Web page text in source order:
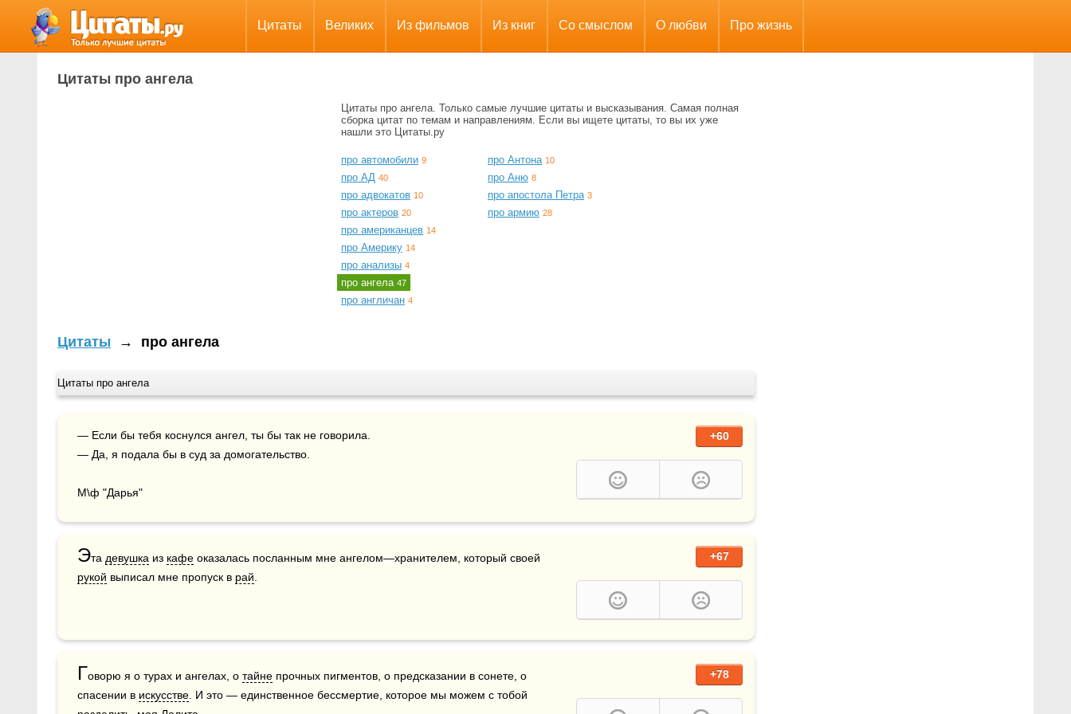
Цитаты Великих Из фильмов Из книг Со смыслом О любви Про жизнь
Цитаты про ангела
Цитаты про ангела. Только самые лучшие цитаты и высказывания. Самая полная
сборка цитат по темам и направлениям. Если вы ищете цитаты, то вы их уже
нашли это Цитаты.ру
про автомобили 9
про АД 40
про адвокатов 10
про актеров 20
про американцев 14
про Америку 14
про анализы 4
про ангела 47
про англичан 4
про Антона 10
про Аню 8
про апостола Петра 3
про армию 28
Цитаты → про ангела
Цитаты про ангела
+60
— Если бы тебя коснулся ангел, ты бы так не говорила.
— Да, я подала бы в суд за домогательство.
М\ф "Дарья"
+67
Эта девушка из кафе
рукой выписал мне пропуск в рай
+78
Говорю я о турах и ангелах, о тайне прочных пигментов, о предсказании в сонете, о
спасении в искусстве . И это — единственное бессмертие, которое мы можем с тобой